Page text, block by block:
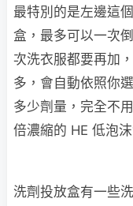
最特別的是左邊這
盒，最多可以一次
次洗衣服都要再加
多，會自動依照你
多少劑量，完全不
倍濃縮的 HE 低泡沫
洗劑投放盒有一些